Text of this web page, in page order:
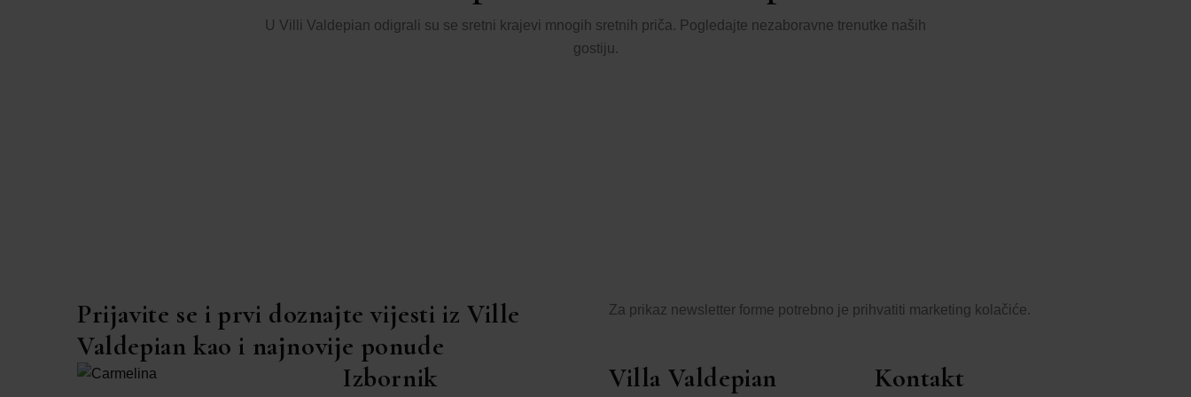
U Villi Valdepian odigrali su se sretni krajevi mnogih sretnih priča. Pogledajte nezaboravne trenutke naših
gostiju.
Prijavite se i prvi doznajte vijesti iz Ville
Valdepian kao i najnovije ponude
Za prikaz newsletter forme potrebno je prihvatiti marketing kolačiće.
Izbornik Villa Valdepian Kontakt